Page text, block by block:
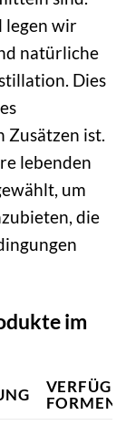
legen wir
natürliche
Dies
Zusätzen ist.
lebenden
um
die
im
FORMEN